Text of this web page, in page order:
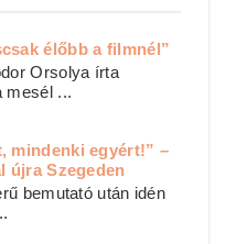
élőbb a filmnél”
Orsolya írta
mesél ...
mindenki egyért!” –
újra Szegeden
bemutató után idén